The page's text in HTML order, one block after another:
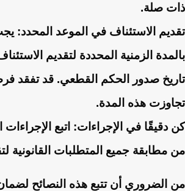
ذات صلة.
تقديم الاستئناف في الموعد المحدد:
تاريخ صدور الحكم القطعي. قد تفقد
تجاوزت هذه المدة.
كن دقيقًا في الإجراءات: اتبع الإجراءات
من مطابقة جميع المتطلبات القانونية
من الضروري أن تتبع هذه النصائح